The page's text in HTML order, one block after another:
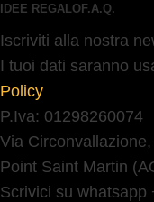
IDEE REGALO F.A.Q.
Iscriviti alla nostra
I tuoi dati saranno
Policy
P.Iva: 01298260074
Via
Point Saint Martin
Scrivici su whatsapp